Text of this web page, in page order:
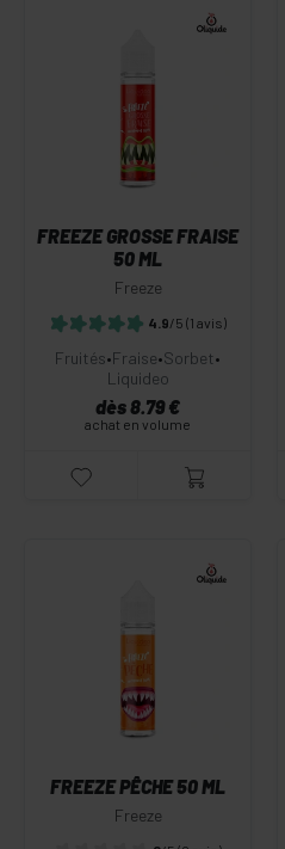
FREEZE GROSSE FRAISE
50 ML
Freeze
4.9/5 (1 avis)
Fruités•Fraise•Sorbet•
Liquideo
dès 8.79 €
achat en volume
FREEZE PÊCHE 50 ML
Freeze